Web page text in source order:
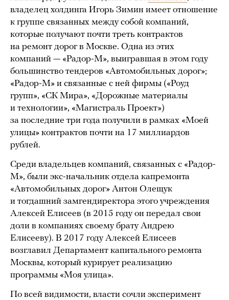
владелец холдинга Игорь Зимин имеет отношение
к группе связанных между собой компаний,
которые получают почти треть контрактов
на ремонт дорог в Москве. Одна из этих
компаний — «Радор-М», выигравшая в этом году
большинство тендеров «Автомобильных дорог»;
«Радор-М» и связанные с ней фирмы («Роуд
групп», «СК Мира», «Дорожные материалы
и технологии», «Магистраль Проект»)
за последние три года получили в рамках «Моей
улицы» контрактов почти на 17 миллиардов
рублей.
Среди владельцев компаний, связанных с «Радор-
М», были экс-начальник отдела капремонта
«Автомобильных дорог» Антон Олещук
и тогдашний замгендиректора этого учреждения
Алексей Елисеев (в 2015 году он передал свои
доли в компаниях своему брату Андрею
Елисееву). В 2017 году Алексей Елисеев
возглавил Департамент капитального ремонта
Москвы, который курирует реализацию
программы «Моя улица».
По всей видимости, власти сочли эксперимент